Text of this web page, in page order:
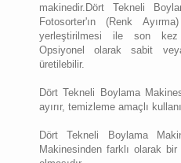
makinedir.Dört Tekneli
Fotosorter'ın (Renk
yerleştirilmesi ile son kez
Opsiyonel olarak sabit
üretilebilir.
Dört Tekneli Boylama
ayırır, temizleme amaçlı
Dört Tekneli Boylama
Makinesinden farklı olarak